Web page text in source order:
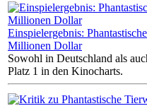
Einspielergebnis:
Millionen Dollar
Sowohl in Deutschland als
Platz 1 in den Kinocharts.